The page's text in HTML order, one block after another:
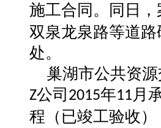
施工合同。同日
双泉龙泉路等道
处。
巢湖市公共资
Z公司 2015年11 月
程（已竣工验收